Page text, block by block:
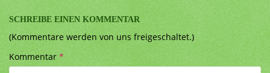
SCHREIBE EINEN KOMMENTAR
(Kommentare werden von uns freigeschaltet.)
Kommentar*